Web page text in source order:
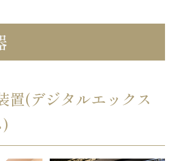
置(デジタルエックス